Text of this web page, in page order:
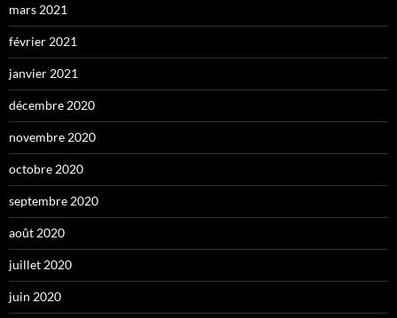
mars 2021
février 2021
janvier 2021
décembre 2020
novembre 2020
octobre 2020
septembre 2020
août 2020
juillet 2020
juin 2020